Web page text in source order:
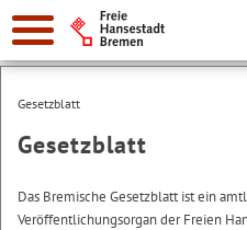
Suche:
Gesetzblatt
Gesetzblatt
Das Bremische Gesetzblatt ist ein
Veröffentlichungsorgan der Freien